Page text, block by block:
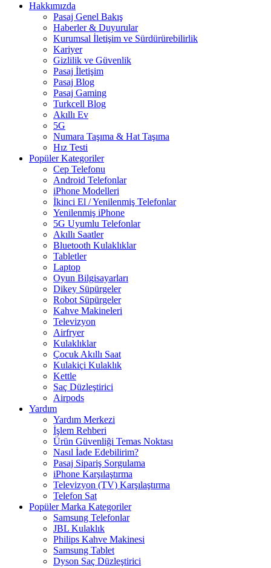
Hakkımızda
Pasaj Genel Bakış
Haberler & Duyurular
Kurumsal İletişim ve Sürdürürebilirlik
Kariyer
Gizlilik ve Güvenlik
Pasaj İletişim
Pasaj Blog
Pasaj Gaming
Turkcell Blog
Akıllı Ev
5G
Numara Taşıma & Hat Taşıma
Hız Testi
Popüler Kategoriler
Cep Telefonu
Android Telefonlar
iPhone Modelleri
İkinci El / Yenilenmiş Telefonlar
Yenilenmiş iPhone
5G Uyumlu Telefonlar
Akıllı Saatler
Bluetooth Kulaklıklar
Tabletler
Laptop
Oyun Bilgisayarları
Dikey Süpürgeler
Robot Süpürgeler
Kahve Makineleri
Televizyon
Airfryer
Kulaklıklar
Çocuk Akıllı Saat
Kulakiçi Kulaklık
Kettle
Saç Düzleştirici
Airpods
Yardım
Yardım Merkezi
İşlem Rehberi
Ürün Güvenliği Temas Noktası
Nasıl İade Edebilirim?
Pasaj Sipariş Sorgulama
iPhone Karşılaştırma
Televizyon (TV) Karşılaştırma
Telefon Sat
Popüler Marka Kategoriler
Samsung Telefonlar
JBL Kulaklık
Philips Kahve Makinesi
Samsung Tablet
Dyson Saç Düzleştirici